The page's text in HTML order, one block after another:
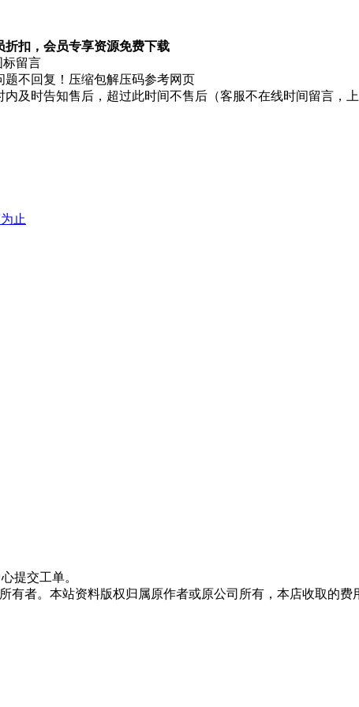
折扣，会员专享资源免费下载
标留言
不回复！压缩包解压码参考网页
内及时告知售后，超过此时间不售后（客服不在线时间留言，上
止
提交工单。
者。本站资料版权归属原作者或原公司所有，本店收取的费